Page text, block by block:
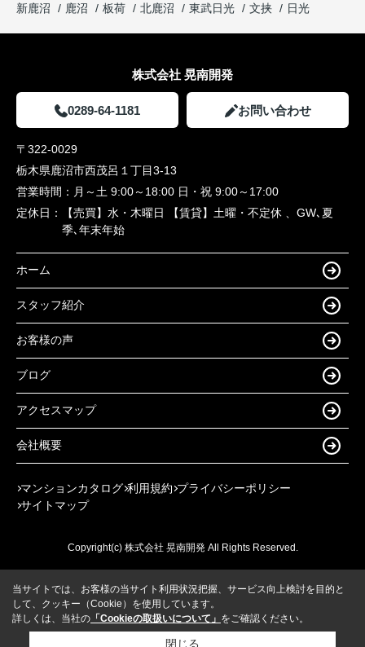
新鹿沼
鹿沼 板荷 北鹿沼 東武日光 文挟 日光
株式会社 晃南開発
0289-64-1181 お問い合わせ
〒322-0029
栃木県鹿沼市西茂呂１丁目3-13
営業時間： 月～土 9:00～18:00 日・祝 9:00～17:00
定休日：
【売買】水・木曜日 【賃貸】土曜・不定休 、GW､夏
季､年末年始
ホーム
スタッフ紹介
お客様の声
ブログ
アクセスマップ
会社概要
マンションカタログ 利用規約 プライバシーポリシー
サイトマップ
Copyright(c) 株式会社 晃南開発 All Rights Reserved.
当サイトでは、お客様の当サイト利用状況把握、サービス向上検討を目的と
して、クッキー（Cookie）を使用しています。
詳しくは、当社の 「Cookieの取扱いについて」 をご確認ください。
閉じる